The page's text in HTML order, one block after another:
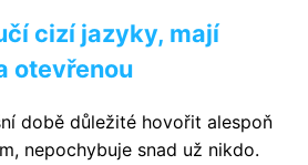
cizí jazyky, mají
otevřenou
době důležité hovořit alespoň
nepochybuje snad už nikdo.